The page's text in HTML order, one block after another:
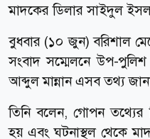
মাদকের ডিলার সাইদুল
বুধবার (১০ জুন) বরিশাল
সংবাদ সম্মেলনে উপ-পুলিশ
আব্দুল মান্নান এসব তথ্য
তিনি বলেন, গোপন তথ্যের
হয় এবং ঘটনাস্থল থেকে